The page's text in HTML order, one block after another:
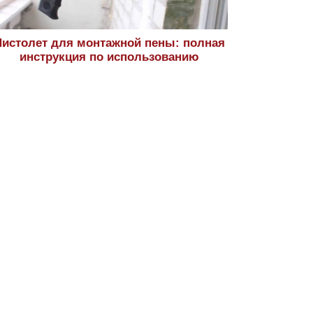
для монтажной пены: полная
инструкция по использованию